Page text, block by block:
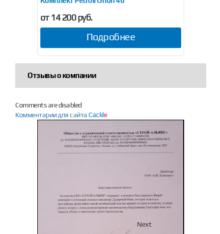
от 14 200 руб.
Подробнее
Отзывы о компании
Comments are disabled
Комментарии для сайта Cackle
Next